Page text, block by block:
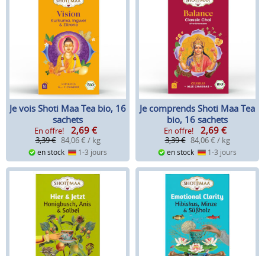
Je vois Shoti Maa Tea bio, 16
sachets
En offre! 2,69 €
3,39 € 84,06 € / kg
en stock 1-3 jours
Je comprends Shoti Maa Tea
bio, 16 sachets
En offre! 2,69 €
3,39 € 84,06 € / kg
en stock 1-3 jours